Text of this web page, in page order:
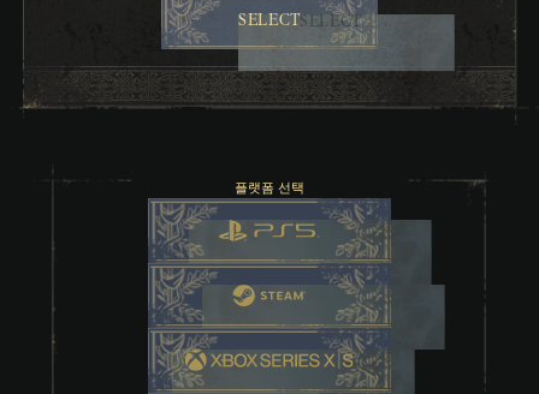
SELECT SELECT
플랫폼 선택